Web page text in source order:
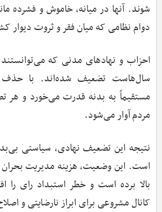
شوند. آنها در میانه، خاموش و فشرده
دوام نظامی که میان فقر و ثروت دیوار
احزاب و نهادهای مدنی که
سال‌هاست تضعیف شده‌اند. با حذف
مستقیماً به بدنه قدرت می‌خورد و هر
مردم آوار می‌شود.
نتیجه این تضعیف نهادی، سیاستی
است. این وضعیت، هزینه مدیریت
بالا برده است و خطر استبداد رای را
کانال مشروعی برای ابراز نارضایتی و